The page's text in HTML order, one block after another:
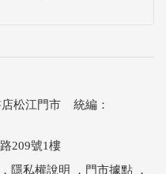
店松江門市 統編：
209號1樓
． 隱私權說明 ． 門市據點 ．